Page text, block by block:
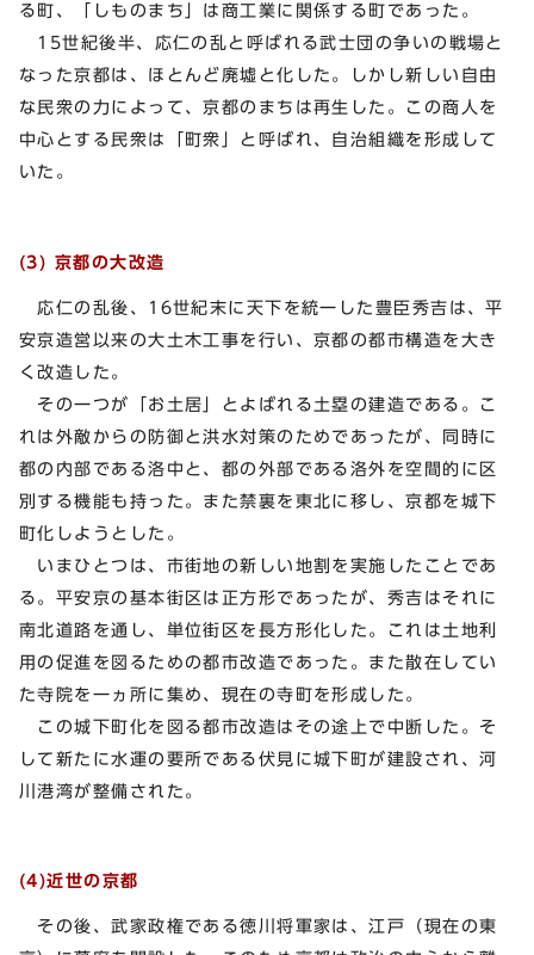
る町、「しものまち」は商工業に関係する町であった。
15世紀後半、応仁の乱と呼ばれる武士団の争いの戦場と
なった京都は、ほとんど廃墟と化した。しかし新しい自由
な民衆の力によって、京都のまちは再生した。この商人を
中心とする民衆は「町衆」と呼ばれ、自治組織を形成して
いた。
(3) 京都の大改造
応仁の乱後、16世紀末に天下を統一した豊臣秀吉は、平
安京造営以来の大土木工事を行い、京都の都市構造を大き
く改造した。
その一つが「お土居」とよばれる土塁の建造である。こ
れは外敵からの防御と洪水対策のためであったが、同時に
都の内部である洛中と、都の外部である洛外を空間的に区
別する機能も持った。また禁裏を東北に移し、京都を城下
町化しようとした。
いまひとつは、市街地の新しい地割を実施したことであ
る。平安京の基本街区は正方形であったが、秀吉はそれに
南北道路を通し、単位街区を長方形化した。これは土地利
用の促進を図るための都市改造であった。また散在してい
た寺院を一ヵ所に集め、現在の寺町を形成した。
この城下町化を図る都市改造はその途上で中断した。そ
して新たに水運の要所である伏見に城下町が建設され、河
川港湾が整備された。
(4)近世の京都
その後、武家政権である徳川将軍家は、江戸（現在の東